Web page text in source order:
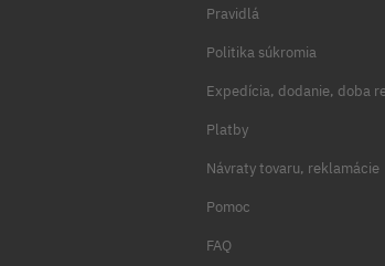
Pravidlá
Politika súkromia
Expedícia, dodanie, doba
Platby
Návraty tovaru, reklamácie
Pomoc
FAQ